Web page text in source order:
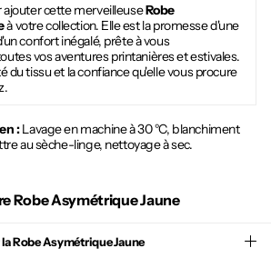
ajouter cette merveilleuseRobe
à votre collection. Elle est la promesse d'une
confort inégalé, prête à vous
vos aventures printanières et estivales.
du tissu et la confiance qu'elle vous procure
:Lavage en machine à 30 °C, blanchiment
au sèche-linge, nettoyage à sec.
Robe Asymétrique Jaune
Robe Asymétrique Jaune